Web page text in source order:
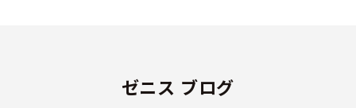
ゼニス ブログ